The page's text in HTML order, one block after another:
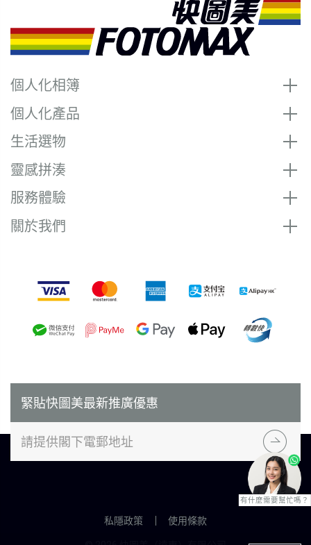
個人化相簿
個人化產品
生活選物
靈感拼湊
服務體驗
關於我們
付款方式
緊貼快圖美最新推廣優惠
私隱政策 使用條款
有什麼需要幫忙嗎？